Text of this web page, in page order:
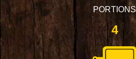
PORTIONS
4